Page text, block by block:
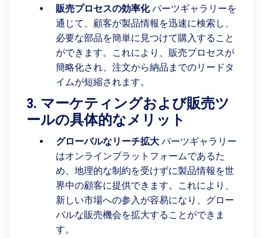
販売プロセスの効率化パーツギャラリーを
通じて、顧客が製品情報を迅速に検索し、
必要な部品を簡単に見つけて購入すること
ができます。これにより、販売プロセスが
簡略化され、注文から納品までのリードタ
イムが短縮されます。
3. マーケティングおよび販売ツ
ールの具体的なメリット
グローバルなリーチ拡大 パーツギャラリー
はオンラインプラットフォームであるた
め、地理的な制約を受けずに製品情報を世
界中の顧客に提供できます。これにより、
新しい市場への参入が容易になり、グロー
バルな販売機会を拡大することができま
す。